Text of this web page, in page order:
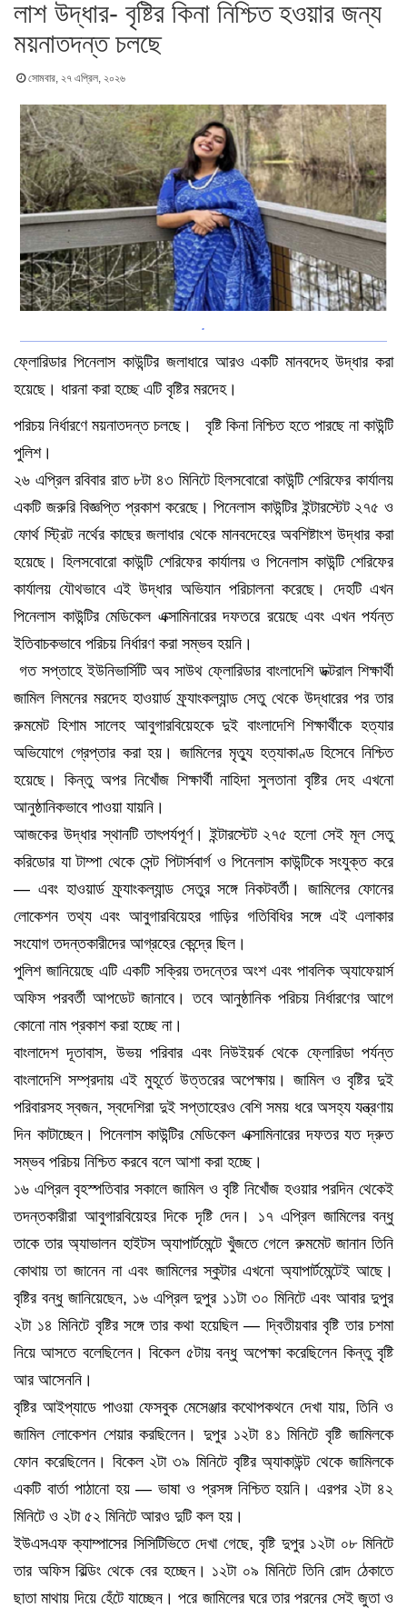
লাশ উদ্ধার- বৃষ্টির কিনা নিশ্চিত হওয়ার জন্য
ময়নাতদন্ত চলছে
সোমবার, ২৭ এপ্রিল, ২০২৬
.
ফ্লোরিডার পিনেলাস কাউন্টির জলাধারে আরও একটি মানবদেহ উদ্ধার করা
হয়েছে। ধারনা করা হচ্ছে এটি বৃষ্টির মরদেহ।
পরিচয় নির্ধারণে ময়নাতদন্ত চলছে। বৃষ্টি কিনা নিশ্চিত হতে পারছে না কাউন্টি
পুলিশ।
২৬ এপ্রিল রবিবার রাত ৮টা ৪৩ মিনিটে হিলসবোরো কাউন্টি শেরিফের কার্যালয়
একটি জরুরি বিজ্ঞপ্তি প্রকাশ করেছে। পিনেলাস কাউন্টির ইন্টারস্টেট ২৭৫ ও
ফোর্থ স্ট্রিট নর্থের কাছের জলাধার থেকে মানবদেহের অবশিষ্টাংশ উদ্ধার করা
হয়েছে। হিলসবোরো কাউন্টি শেরিফের কার্যালয় ও পিনেলাস কাউন্টি শেরিফের
কার্যালয় যৌথভাবে এই উদ্ধার অভিযান পরিচালনা করেছে। দেহটি এখন
পিনেলাস কাউন্টির মেডিকেল এক্সামিনারের দফতরে রয়েছে এবং এখন পর্যন্ত
ইতিবাচকভাবে পরিচয় নির্ধারণ করা সম্ভব হয়নি।
গত সপ্তাহে ইউনিভার্সিটি অব সাউথ ফ্লোরিডার বাংলাদেশি ডক্টরাল শিক্ষার্থী
জামিল লিমনের মরদেহ হাওয়ার্ড ফ্র্যাংকল্যান্ড সেতু থেকে উদ্ধারের পর তার
রুমমেট হিশাম সালেহ আবুগারবিয়েহকে দুই বাংলাদেশি শিক্ষার্থীকে হত্যার
অভিযোগে গ্রেপ্তার করা হয়। জামিলের মৃত্যু হত্যাকাণ্ড হিসেবে নিশ্চিত
হয়েছে। কিন্তু অপর নিখোঁজ শিক্ষার্থী নাহিদা সুলতানা বৃষ্টির দেহ এখনো
আনুষ্ঠানিকভাবে পাওয়া যায়নি।
আজকের উদ্ধার স্থানটি তাৎপর্যপূর্ণ। ইন্টারস্টেট ২৭৫ হলো সেই মূল সেতু
করিডোর যা টাম্পা থেকে সেন্ট পিটার্সবার্গ ও পিনেলাস কাউন্টিকে সংযুক্ত করে
— এবং হাওয়ার্ড ফ্র্যাংকল্যান্ড সেতুর সঙ্গে নিকটবর্তী। জামিলের ফোনের
লোকেশন তথ্য এবং আবুগারবিয়েহর গাড়ির গতিবিধির সঙ্গে এই এলাকার
সংযোগ তদন্তকারীদের আগ্রহের কেন্দ্রে ছিল।
পুলিশ জানিয়েছে এটি একটি সক্রিয় তদন্তের অংশ এবং পাবলিক অ্যাফেয়ার্স
অফিস পরবর্তী আপডেট জানাবে। তবে আনুষ্ঠানিক পরিচয় নির্ধারণের আগে
কোনো নাম প্রকাশ করা হচ্ছে না।
বাংলাদেশ দূতাবাস, উভয় পরিবার এবং নিউইয়র্ক থেকে ফ্লোরিডা পর্যন্ত
বাংলাদেশি সম্প্রদায় এই মুহূর্তে উত্তরের অপেক্ষায়। জামিল ও বৃষ্টির দুই
পরিবারসহ স্বজন, স্বদেশিরা দুই সপ্তাহেরও বেশি সময় ধরে অসহ্য যন্ত্রণায়
দিন কাটাচ্ছেন। পিনেলাস কাউন্টির মেডিকেল এক্সামিনারের দফতর যত দ্রুত
সম্ভব পরিচয় নিশ্চিত করবে বলে আশা করা হচ্ছে।
১৬ এপ্রিল বৃহস্পতিবার সকালে জামিল ও বৃষ্টি নিখোঁজ হওয়ার পরদিন থেকেই
তদন্তকারীরা আবুগারবিয়েহর দিকে দৃষ্টি দেন। ১৭ এপ্রিল জামিলের বন্ধু
তাকে তার অ্যাভালন হাইটস অ্যাপার্টমেন্টে খুঁজতে গেলে রুমমেট জানান তিনি
কোথায় তা জানেন না এবং জামিলের স্কুটার এখনো অ্যাপার্টমেন্টেই আছে।
বৃষ্টির বন্ধু জানিয়েছেন, ১৬ এপ্রিল দুপুর ১১টা ৩০ মিনিটে এবং আবার দুপুর
২টা ১৪ মিনিটে বৃষ্টির সঙ্গে তার কথা হয়েছিল — দ্বিতীয়বার বৃষ্টি তার চশমা
নিয়ে আসতে বলেছিলেন। বিকেল ৫টায় বন্ধু অপেক্ষা করেছিলেন কিন্তু বৃষ্টি
আর আসেননি।
বৃষ্টির আইপ্যাডে পাওয়া ফেসবুক মেসেঞ্জার কথোপকথনে দেখা যায়, তিনি ও
জামিল লোকেশন শেয়ার করছিলেন। দুপুর ১২টা ৪১ মিনিটে বৃষ্টি জামিলকে
ফোন করেছিলেন। বিকেল ২টা ৩৯ মিনিটে বৃষ্টির অ্যাকাউন্ট থেকে জামিলকে
একটি বার্তা পাঠানো হয় — ভাষা ও প্রসঙ্গ নিশ্চিত হয়নি। এরপর ২টা ৪২
মিনিটে ও ২টা ৫২ মিনিটে আরও দুটি কল হয়।
ইউএসএফ ক্যাম্পাসের সিসিটিভিতে দেখা গেছে, বৃষ্টি দুপুর ১২টা ০৮ মিনিটে
তার অফিস বিল্ডিং থেকে বের হচ্ছেন। ১২টা ০৯ মিনিটে তিনি রোদ ঠেকাতে
ছাতা মাথায় দিয়ে হেঁটে যাচ্ছেন। পরে জামিলের ঘরে তার পরনের সেই জুতা ও